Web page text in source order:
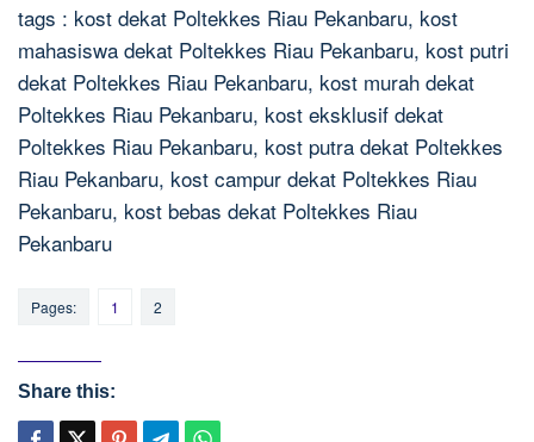
tags : kost dekat Poltekkes Riau Pekanbaru, kost
mahasiswa dekat Poltekkes Riau Pekanbaru, kost putri
dekat Poltekkes Riau Pekanbaru, kost murah dekat
Poltekkes Riau Pekanbaru, kost eksklusif dekat
Poltekkes Riau Pekanbaru, kost putra dekat Poltekkes
Riau Pekanbaru, kost campur dekat Poltekkes Riau
Pekanbaru, kost bebas dekat Poltekkes Riau
Pekanbaru
Pages: 1 2
Share this: